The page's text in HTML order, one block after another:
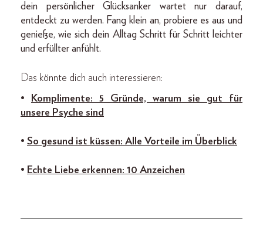
dein persönlicher Glücksanker wartet nur darauf,
entdeckt zu werden. Fang klein an, probiere es aus und
genieße, wie sich dein Alltag Schritt für Schritt leichter
und erfüllter anfühlt.
Das könnte dich auch interessieren:
•
Komplimente: 5 Gründe, warum sie gut für
unsere Psyche sind
• So gesund ist küssen: Alle Vorteile im Überblick
• Echte Liebe erkennen: 10 Anzeichen